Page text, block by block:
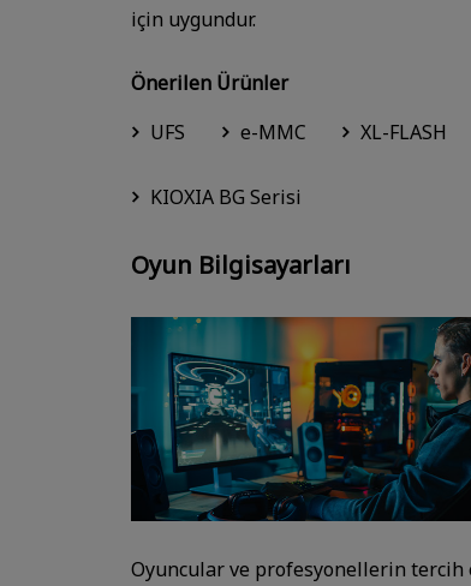
için uygundur.
Önerilen Ürünler
UFS
e-MMC XL-FLASH
KIOXIA BG Serisi
Oyun Bilgisayarları
Oyuncular ve profesyonellerin tercih